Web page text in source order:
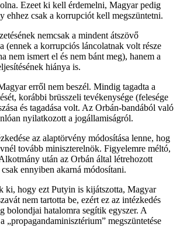
Ezeet ki kell érdemelni, Magyar pedig
ehhez csak a korrupciót kell megszüntetni.
nemcsak a mindent átszövő
(ennek a korrupciós láncolatnak volt része
nem ismert el és nem bánt meg), hanem a
hiánya is.
erről nem beszél. Mindig tagadta a
korábbi brüsszeli tevékenysége (felesége
és tagadása volt. Az Orbán-bandából való
nyilatkozott a jogállamiságról.
az alaptörvény módosítása lenne, hog
tovább miniszterelnök. Figyelemre méltó,
után az Orbán által létrehozott
ennyiben akarná módosítani.
ki, hogy ezt Putyin is kijátszotta, Magyar
nem tartotta be, ezért ez az intézkedés
bolondjai hatalomra segítik egyszer. A
„propagandaminisztérium” megszüntetése